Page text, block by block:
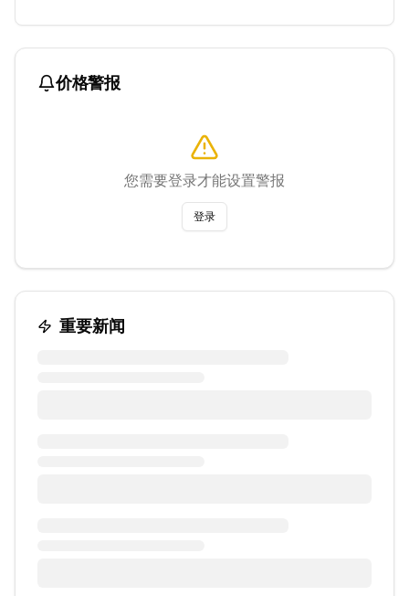
价格警报
您需要登录才能设置警报
登录
重要新闻